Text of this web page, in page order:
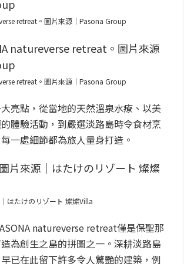
retreat。圖片來源｜Pasona Group
retreat。圖片來源｜Pasona Group
亮點，從當地的天然溫泉水療、以美
體驗活動，到嚴選淡路島時令食材烹
一處細節都為旅人量身打造。
はたけのリゾート 燦燦Villa
natureverse retreat僅是保聖那
為創生之島的拼圖之一。深耕淡路島
已在此留下許多令人驚艷的建築，例